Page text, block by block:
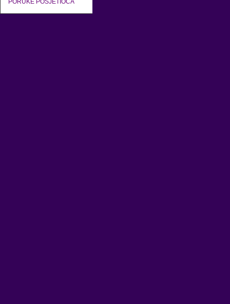
PORUKE POSJETIOCA